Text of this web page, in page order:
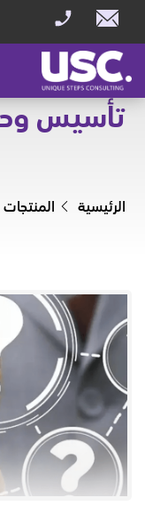
تأسيس
الرئيسية المنتجات